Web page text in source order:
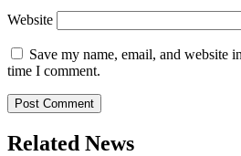
Website
Save my name, email, and website
time I comment.
Related News